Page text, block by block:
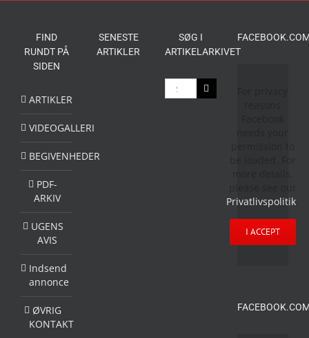
FIND
RUNDT PÅ
SIDEN
ARTIKLER
VIDEOGALLERI
BEGIVENHEDER
PDF-
ARKIV
UGENS
AVIS
Indsend
annonce
ØVRIG
KONTAKT
SENESTE
ARTIKLER
SØG I
ARTIKELARKIVET
Søg
efter:
Privatlivspolitik
I ACCEPT